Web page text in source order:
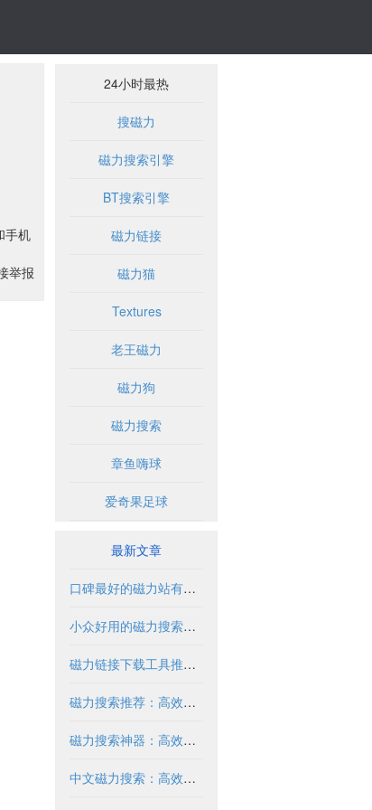
手机
举报
24小时最热
搜磁力
磁力搜索引擎
BT搜索引擎
磁力链接
磁力猫
Textures
老王磁力
磁力狗
磁力搜索
章鱼嗨球
爱奇果足球
最新文章
口碑最好的磁力站有哪些推荐？2024年全面解析
小众好用的磁力搜索推荐与解析
磁力链接下载工具推荐与使用指南
磁力搜索推荐：高效获取资源的实用指南
磁力搜索神器：高效获取资源的必备工具
中文磁力搜索：高效获取资源的合法方式